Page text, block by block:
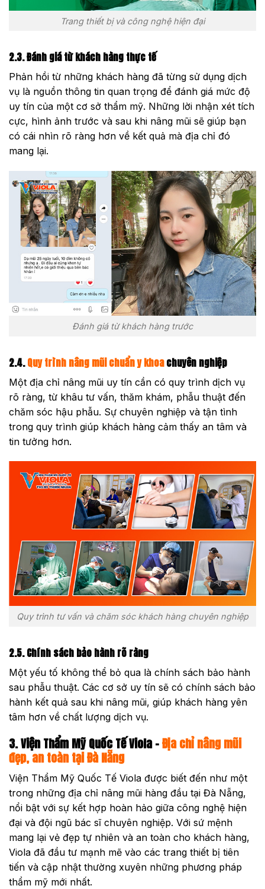
Trang thiết bị và công nghệ hiện đại
2.3. Đánh giá từ khách hàng thực tế
Phản hồi từ những khách hàng đã từng sử dụng dịch
vụ là nguồn thông tin quan trọng để đánh giá mức độ
uy tín của một cơ sở thẩm mỹ. Những lời nhận xét tích
cực, hình ảnh trước và sau khi nâng mũi sẽ giúp bạn
có cái nhìn rõ ràng hơn về kết quả mà địa chỉ đó
mang lại.
Đánh giá từ khách hàng trước
2.4.Quy trình nâng mũi chuẩn y khoachuyên nghiệp
Một địa chỉ nâng mũi uy tín cần có quy trình dịch vụ
rõ ràng, từ khâu tư vấn, thăm khám, phẫu thuật đến
chăm sóc hậu phẫu. Sự chuyên nghiệp và tận tình
trong quy trình giúp khách hàng cảm thấy an tâm và
tin tưởng hơn.
Quy trình tư vấn và chăm sóc khách hàng chuyên nghiệp
2.5. Chính sách bảo hành rõ ràng
Một yếu tố không thể bỏ qua là chính sách bảo hành
sau phẫu thuật. Các cơ sở uy tín sẽ có chính sách bảo
hành kết quả sau khi nâng mũi, giúp khách hàng yên
tâm hơn về chất lượng dịch vụ.
3. Viện Thẩm Mỹ Quốc Tế Viola –Địa chỉ nâng mũi
đẹp, an toàn tại Đà Nẵng
Viện Thẩm Mỹ Quốc Tế Viola được biết đến như một
trong những địa chỉ nâng mũi hàng đầu tại Đà Nẵng,
nổi bật với sự kết hợp hoàn hảo giữa công nghệ hiện
đại và đội ngũ bác sĩ chuyên nghiệp. Với sứ mệnh
mang lại vẻ đẹp tự nhiên và an toàn cho khách hàng,
Viola đã đầu tư mạnh mẽ vào các trang thiết bị tiên
tiến và cập nhật thường xuyên những phương pháp
thẩm mỹ mới nhất.